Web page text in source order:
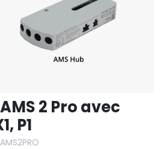
2 Pro avec
P1